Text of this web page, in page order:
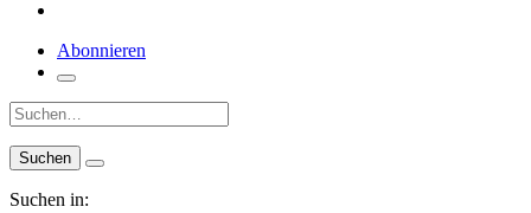
Abonnieren
Suche:
Suchen in: